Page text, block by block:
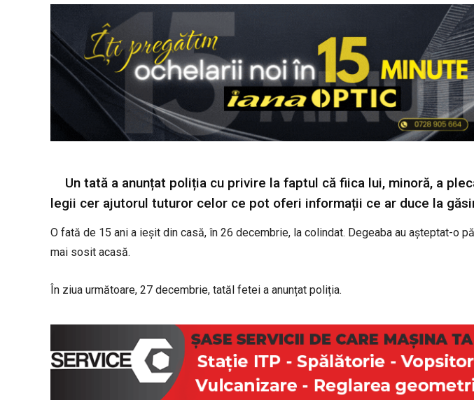
Un tată a anunțat poliția cu privire la faptul că fiica lui, minoră, a
legii cer ajutorul tuturor celor ce pot oferi informații ce ar duce la
O fată de 15 ani a ieșit din casă, în 26 decembrie, la colindat. Degeaba au așteptat-o
mai sosit acasă.
În ziua următoare, 27 decembrie, tatăl fetei a anunțat poliția.